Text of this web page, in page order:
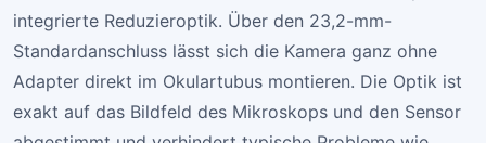
integrierte Reduzieroptik. Über den 23,2-mm-
Standardanschluss lässt sich die Kamera ganz ohne
Adapter direkt im Okulartubus montieren. Die Optik ist
exakt auf das Bildfeld des Mikroskops und den Sensor